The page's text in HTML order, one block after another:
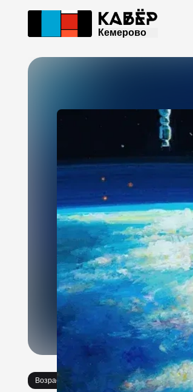
Кемерово
Возраст 0+ Выставки Необычное